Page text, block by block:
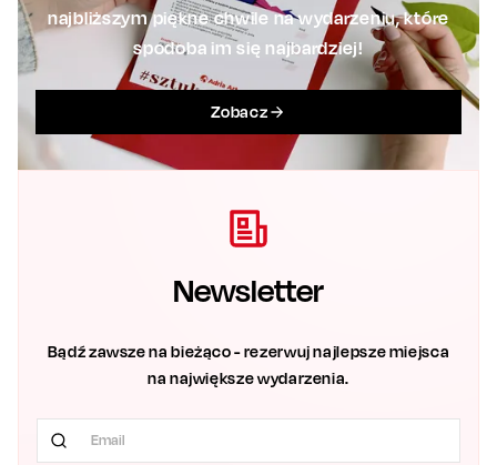
najbliższym piękne chwile na wydarzeniu, które
spodoba im się najbardziej!
Zobacz
Newsletter
Bądź zawsze na bieżąco - rezerwuj najlepsze miejsca
na największe wydarzenia.